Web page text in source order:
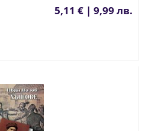
5,11 € | 9,99 лв.